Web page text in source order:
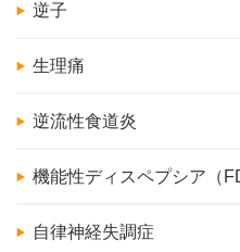
逆子
生理痛
逆流性食道炎
機能性ディスペプシア（
自律神経失調症